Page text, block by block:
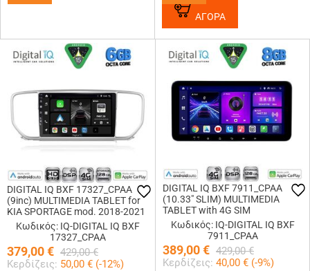
ΑΓΟΡΑ
DIGITAL IQ BXF 17327_CPAA
(9inc) MULTIMEDIA TABLET for
KIA SPORTAGE mod. 2018-2021
Κωδικός: IQ-DIGITAL IQ BXF
17327_CPAA
379,00€ 429,00 €
Κερδίζεις: 50,00 € (-12%)
DIGITAL IQ BXF 7911_CPAA
(10.33" SLIM) MULTIMEDIA
TABLET with 4G SIM
Κωδικός: IQ-DIGITAL IQ BXF
7911_CPAA
389,00€ 429,00 €
Κερδίζεις: 40,00 € (-9%)